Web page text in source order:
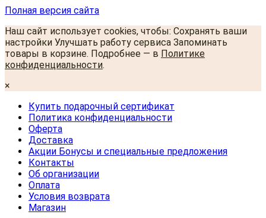
Полная версия сайта
Наш сайт использует cookies, чтобы: Сохранять ваши
настройки Улучшать работу сервиса Запоминать
товары в корзине. Подробнее — в Политике
конфиденциальности.
×
Купить подарочный сертификат
Политика конфиденциальности
Оферта
Доставка
Акции Бонусы и специальные предложения
Контакты
Об организации
Оплата
Условия возврата
Магазин